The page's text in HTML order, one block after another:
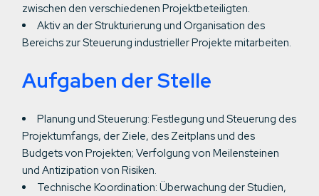
zwischen den verschiedenen Projektbeteiligten.
Aktiv an der Strukturierung und Organisation des
Bereichs zur Steuerung industrieller Projekte mitarbeiten.
Aufgaben der Stelle
Planung und Steuerung: Festlegung und Steuerung des
Projektumfangs, der Ziele, des Zeitplans und des
Budgets von Projekten; Verfolgung von Meilensteinen
und Antizipation von Risiken.
Technische Koordination: Überwachung der Studien,